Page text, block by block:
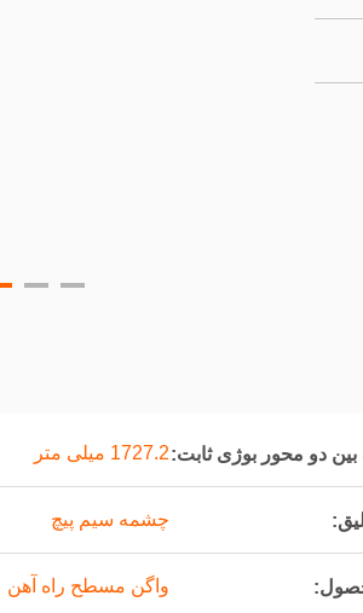
بین دو محور بوژی ثابت:1727.2 میلی متر
چشمه سیم پیچ
واگن مسطح راه آهن